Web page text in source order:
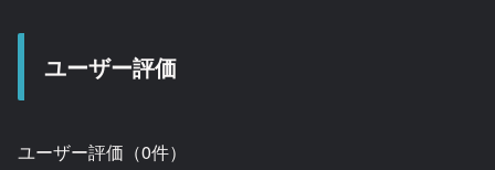
ユーザー評価
ユーザー評価（0件）